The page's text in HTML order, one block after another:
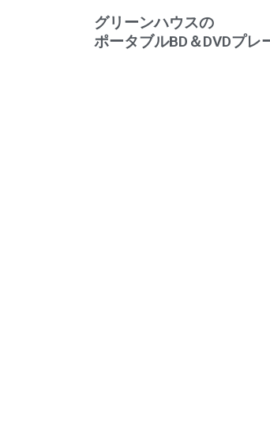
グリーンハウスの
ポータブルBD＆DVDプレ